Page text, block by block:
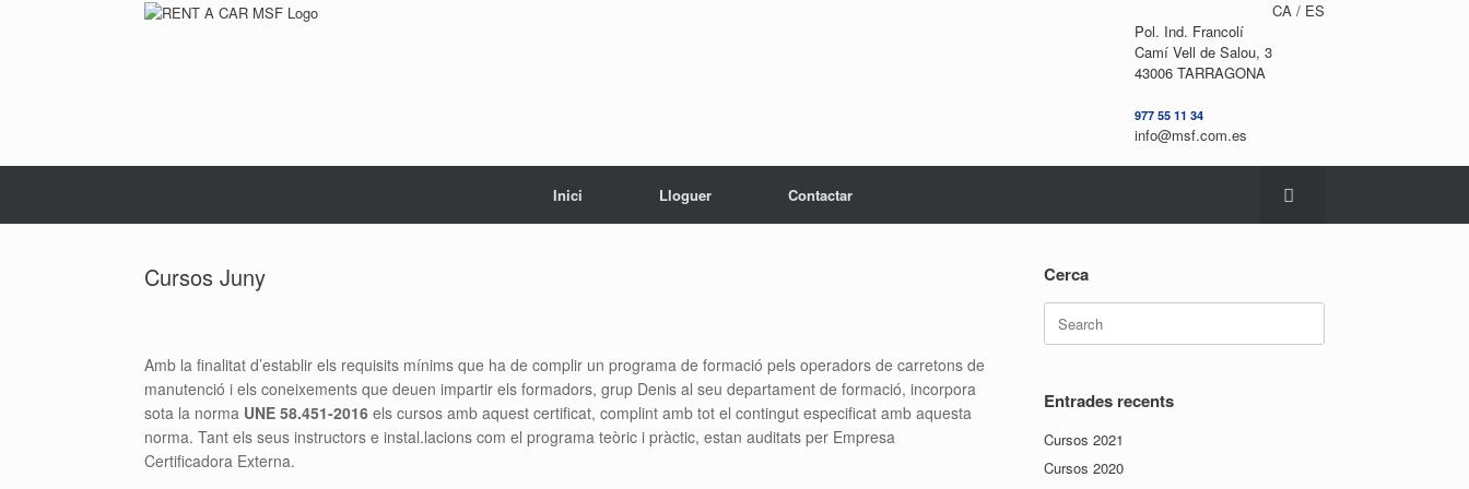
Pol. Ind. Francolí
Camí Vell de Salou, 3
43006 TARRAGONA
977 55 11 34
info@msf.com.es
CA / ES
Inici Lloguer Contactar
Cursos Juny
Amb la finalitat d’establir els requisits mínims que ha de complir un programa de formació pels operadors de carretons de
manutenció i els coneixements que deuen impartir els formadors, grup Denis al seu departament de formació, incorpora
sota la norma UNE 58.451-2016 els cursos amb aquest certificat, complint amb tot el contingut especificat amb aquesta
norma. Tant els seus instructors e instal.lacions com el programa teòric i pràctic, estan auditats per Empresa
Certificadora Externa.
Cerca
Search
for:
Entrades recents
Cursos 2021
Cursos 2020